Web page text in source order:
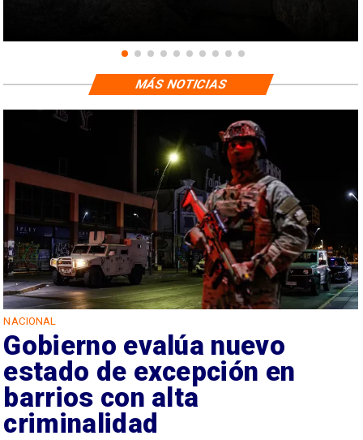
NACIONAL
Gobierno evalúa nuevo
estado de excepción en
barrios con alta
criminalidad
MÁS NOTICIAS